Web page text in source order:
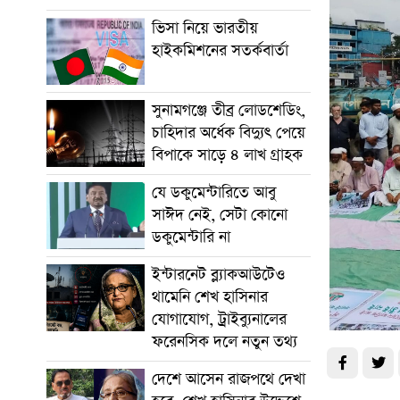
ভিসা নিয়ে ভারতীয়
হাইকমিশনের সতর্কবার্তা
সুনামগঞ্জে তীব্র লোডশেডিং,
চাহিদার অর্ধেক বিদ্যুৎ পেয়ে
বিপাকে সাড়ে ৪ লাখ গ্রাহক
যে ডকুমেন্টারিতে আবু
সাঈদ নেই, সেটা কোনো
ডকুমেন্টারি না
ইন্টারনেট ব্ল্যাকআউটেও
থামেনি শেখ হাসিনার
যোগাযোগ, ট্রাইব্যুনালের
ফরেনসিক দলে নতুন তথ্য
দেশে আসেন রাজপথে দেখা